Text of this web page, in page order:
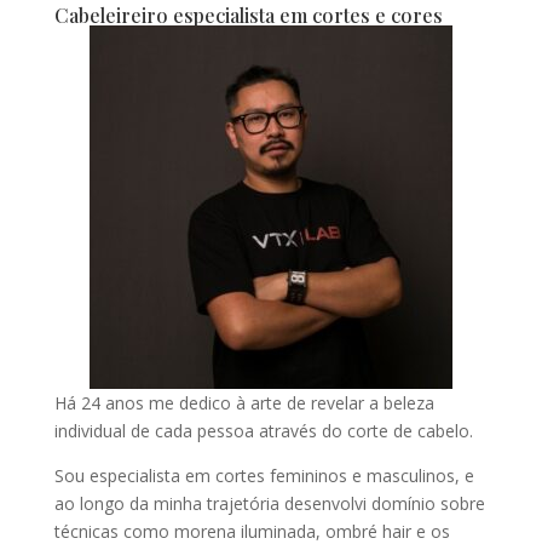
Cabeleireiro especialista em cortes e cores
Há 24 anos me dedico à arte de revelar a beleza
individual de cada pessoa através do corte de cabelo.
Sou especialista em cortes femininos e masculinos, e
ao longo da minha trajetória desenvolvi domínio sobre
técnicas como morena iluminada, ombré hair e os